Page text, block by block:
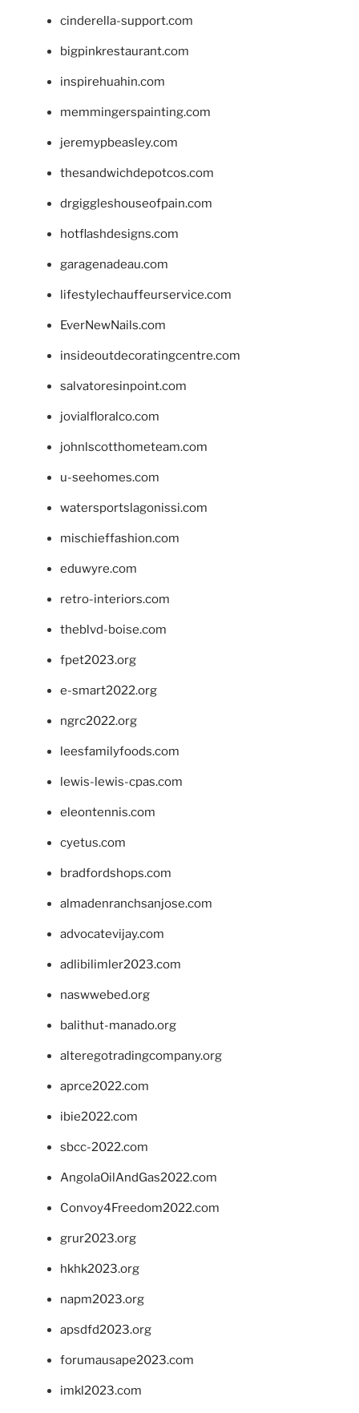
cinderella-support.com
bigpinkrestaurant.com
inspirehuahin.com
memmingerspainting.com
jeremypbeasley.com
thesandwichdepotcos.com
drgiggleshouseofpain.com
hotflashdesigns.com
garagenadeau.com
lifestylechauffeurservice.com
EverNewNails.com
insideoutdecoratingcentre.com
salvatoresinpoint.com
jovialfloralco.com
johnlscotthometeam.com
u-seehomes.com
watersportslagonissi.com
mischieffashion.com
eduwyre.com
retro-interiors.com
theblvd-boise.com
fpet2023.org
e-smart2022.org
ngrc2022.org
leesfamilyfoods.com
lewis-lewis-cpas.com
eleontennis.com
cyetus.com
bradfordshops.com
almadenranchsanjose.com
advocatevijay.com
adlibilimler2023.com
naswwebed.org
balithut-manado.org
alteregotradingcompany.org
aprce2022.com
ibie2022.com
sbcc-2022.com
AngolaOilAndGas2022.com
Convoy4Freedom2022.com
grur2023.org
hkhk2023.org
napm2023.org
apsdfd2023.org
forumausape2023.com
imkl2023.com